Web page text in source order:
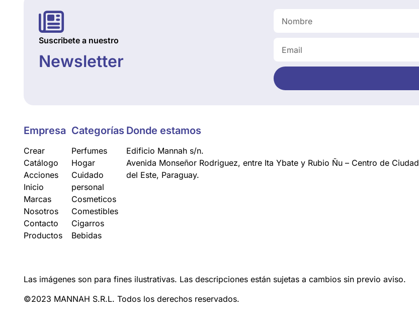
Suscribete a nuestro
Newsletter
Empresa
Crear
Catálogo
Acciones
Inicio
Marcas
Nosotros
Contacto
Productos
Categorías
Perfumes
Hogar
Cuidado
personal
Cosmeticos
Comestibles
Cigarros
Bebidas
Donde estamos
Edificio Mannah s/n.
Avenida Monseñor Rodriguez, entre Ita Ybate y Rubio Ñu – Centro de Ciudad
del Este, Paraguay.
Las imágenes son para fines ilustrativas. Las descripciones están sujetas a cambios sin previo aviso.
©2023 MANNAH S.R.L. Todos los derechos reservados.